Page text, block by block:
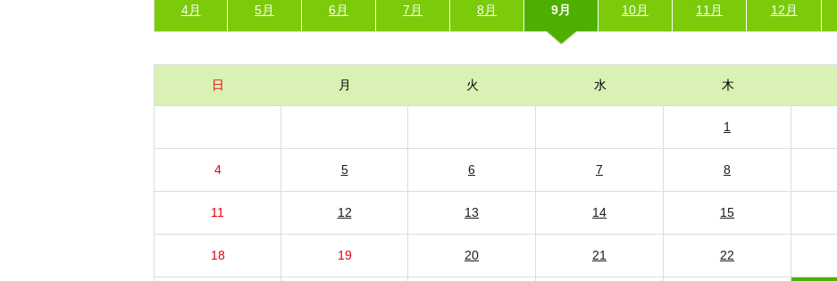
4月 5月 6月 7月 8月 9月 10月 11月 12月
日 月 火 水 木
1
4 5 6 7 8
11 12 13 14 15
18 19 20 21 22